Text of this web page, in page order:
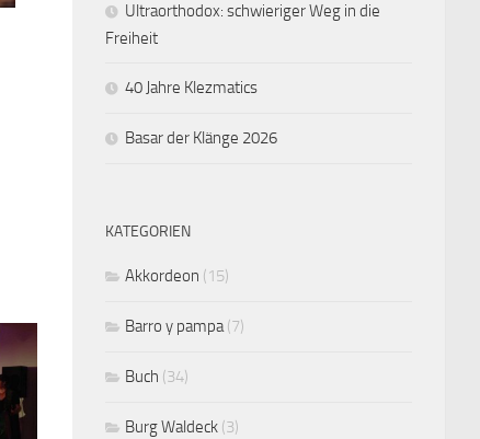
Ultraorthodox: schwieriger Weg in die
Freiheit
40 Jahre Klezmatics
Basar der Klänge 2026
KATEGORIEN
Akkordeon (15)
Barro y pampa(7)
Buch (34)
Burg Waldeck (3)